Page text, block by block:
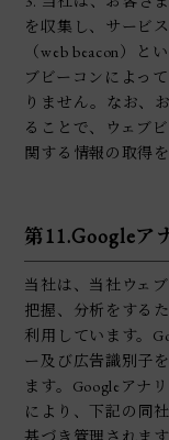
を収集し、サービ
（web beacon）と
ブビーコンによっ
りません。なお、
ることで、ウェブ
関する情報の取得
第11.Googleア
当社は、当社ウェ
把握、分析をする
利用しています。
ー及び広告識別子
ます。Googleアナ
により、下記の同